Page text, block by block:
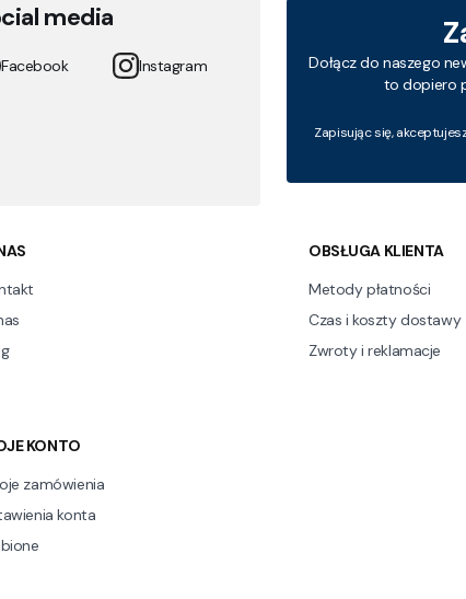
media
Facebook Instagram
Dołącz do naszego
to dopiero
Zapisując się,
w stopce
OBSŁUGA KLIENTA
Metody płatności
Czas i koszty dostawy
Zwroty i reklamacje
KONTO
zamówienia
konta